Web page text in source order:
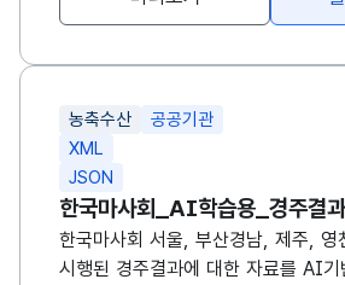
번호(pageNo)와 페이지 당 표출될
홈페이지에서 텍스트 자료로 제공하
이후 영천경마 자료를 포함하여 제공
농축수산
공공기관
XML
JSON
한국마사회_AI학습용_경주결과
한국마사회 서울, 부산경남, 제주, 영
시행된 경주결과에 대한 자료를 AI기